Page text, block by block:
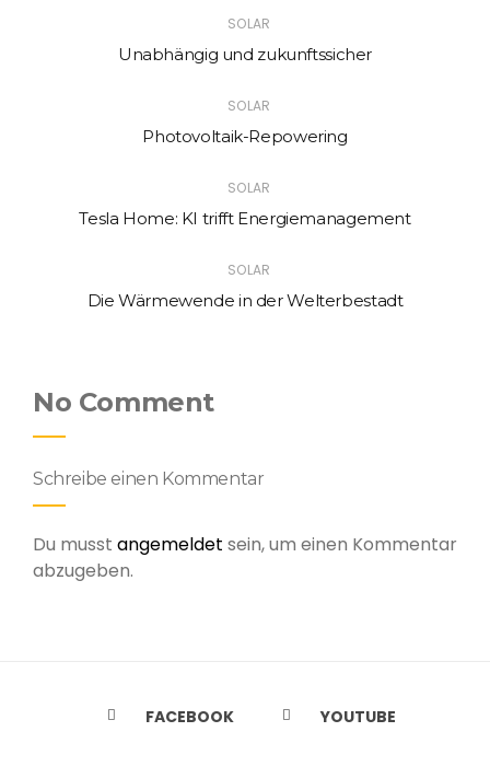
SOLAR
Unabhängig und zukunftssicher
SOLAR
Photovoltaik-Repowering
SOLAR
Tesla Home: KI trifft Energiemanagement
SOLAR
Die Wärmewende in der Welterbestadt
No Comment
Schreibe einen Kommentar
Du musst angemeldet sein, um einen Kommentar
abzugeben.
FACEBOOK YOUTUBE